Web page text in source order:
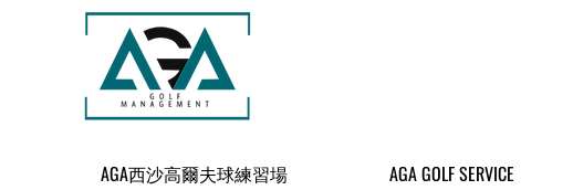
AGA西沙高爾夫球練習場 AGA GOLF SERVICE